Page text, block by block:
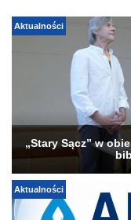
Aktualności
„Stary Sącz” w
Aktualności